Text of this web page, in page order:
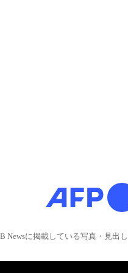
Newsに掲載している写真・見出